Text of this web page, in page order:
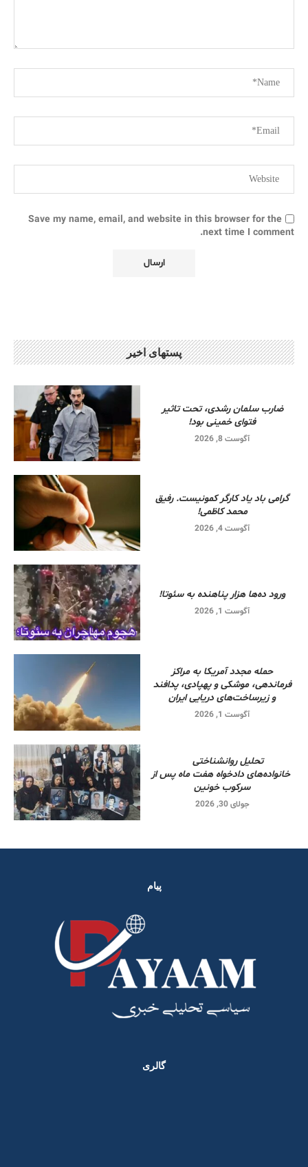
Save my name, email, and website in this browser for the
next time I comment.
پستهای اخیر
ضارب سلمان رشدی، تحت تاثیر
فتوای خمینی بود!
آگوست 8, 2026
گرامی باد یاد کارگر کمونیست. رفیق
محمد کاظمی!
آگوست 4, 2026
ورود ده‌ها هزار پناهنده به سئوتا!
آگوست 1, 2026
حمله مجدد آمریکا به مراکز
فرماندهی، موشکی و پهپادی، پدافند
و زیرساخت‌های دریایی ایران
آگوست 1, 2026
تحلیل روانشناختی
خانواده‌های دادخواه هفت ماه پس از
سرکوب خونین
جولای 30, 2026
پیام
گالری